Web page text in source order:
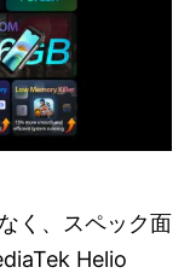
く、スペック面
Helio